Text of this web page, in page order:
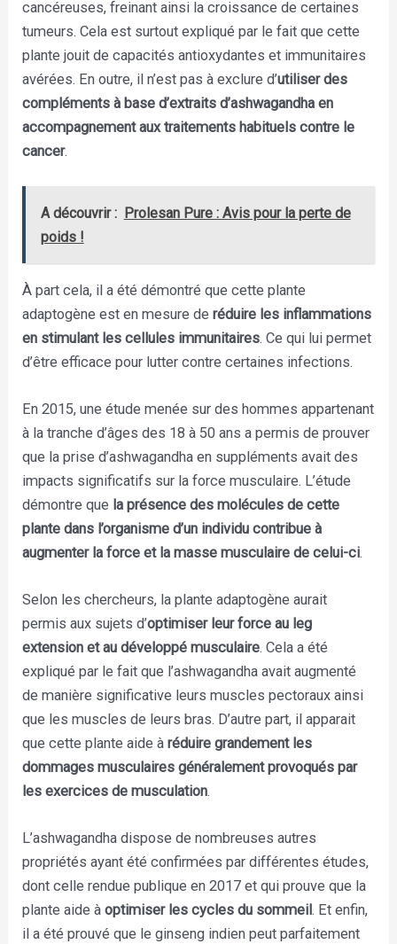
cancéreuses, freinant ainsi la croissance de certaines
tumeurs. Cela est surtout expliqué par le fait que cette
plante jouit de capacités antioxydantes et immunitaires
avérées. En outre, il n’est pas à exclure d’utiliser des
compléments à base d’extraits d’ashwagandha en
accompagnement aux traitements habituels contre le
cancer.
A découvrir : Prolesan Pure : Avis pour la perte de
poids !
À part cela, il a été démontré que cette plante
adaptogène est en mesure deréduire les inflammations
en stimulant les cellules immunitaires. Ce qui lui permet
d’être efficace pour lutter contre certaines infections.
En 2015, une étude menée sur des hommes appartenant
à la tranche d’âges des 18 à 50 ans a permis de prouver
que la prise d’ashwagandha en suppléments avait des
impacts significatifs sur la force musculaire. L’étude
démontre que la présence des molécules de cette
plante dans l’organisme d’un individu contribue à
augmenter la force et la masse musculaire de celui-ci.
Selon les chercheurs, la plante adaptogène aurait
permis aux sujets d’optimiser leur force au leg
extension et au développé musculaire. Cela a été
expliqué par le fait que l’ashwagandha avait augmenté
de manière significative leurs muscles pectoraux ainsi
que les muscles de leurs bras. D’autre part, il apparait
que cette plante aide àréduire grandement les
dommages musculaires généralement provoqués par
les exercices de musculation.
L’ashwagandha dispose de nombreuses autres
propriétés ayant été confirmées par différentes études,
dont celle rendue publique en 2017 et qui prouve que la
plante aide àoptimiser les cycles du sommeil. Et enfin,
il a été prouvé que le ginseng indien peut parfaitement